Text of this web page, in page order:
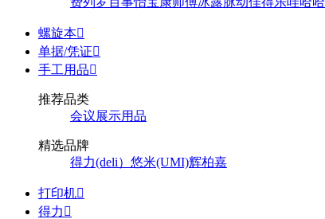
螺旋本
单据/凭证
手工用品
推荐品类
会议展示用品
精选品牌
得力(deli） 悠米(UMI)辉柏嘉
打印机
得力 